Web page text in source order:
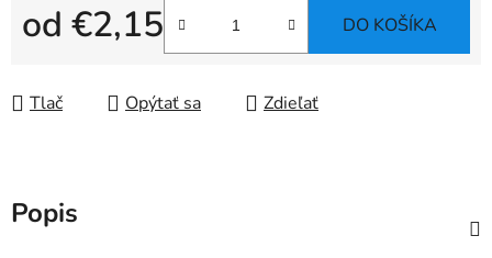
od €2,15 DO KOŠÍKA
Tlač Opýtať sa Zdieľať
Popis